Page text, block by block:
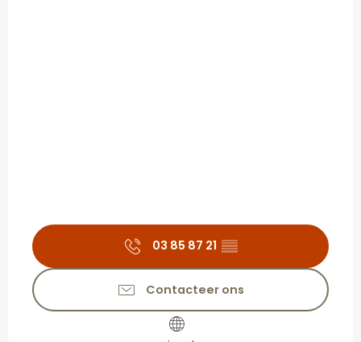
03 85 87 21 ▒▒
Contacteer ons